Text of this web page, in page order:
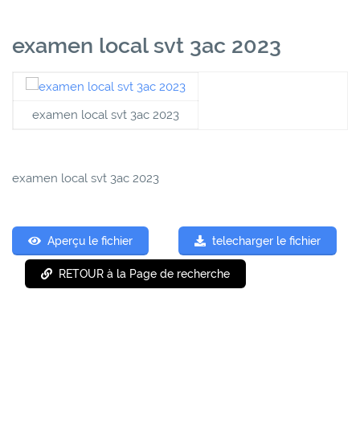
examen local svt 3ac 2023
examen local svt 3ac 2023
examen local svt 3ac 2023
Aperçu le fichier telecharger le fichier
RETOUR à la Page de recherche